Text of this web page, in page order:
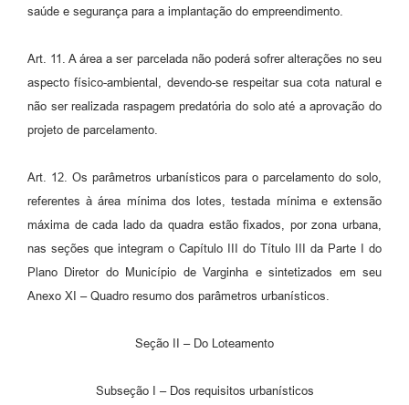
saúde e segurança para a implantação do empreendimento.
Art. 11. A área a ser parcelada não poderá sofrer alterações no seu
aspecto físico-ambiental, devendo-se respeitar sua cota natural e
não ser realizada raspagem predatória do solo até a aprovação do
projeto de parcelamento.
Art. 12. Os parâmetros urbanísticos para o parcelamento do solo,
referentes à área mínima dos lotes, testada mínima e extensão
máxima de cada lado da quadra estão fixados, por zona urbana,
nas seções que integram o Capítulo III do Título III da Parte I do
Plano Diretor do Município de Varginha e sintetizados em seu
Anexo XI – Quadro resumo dos parâmetros urbanísticos.
Seção II – Do Loteamento
Subseção I – Dos requisitos urbanísticos